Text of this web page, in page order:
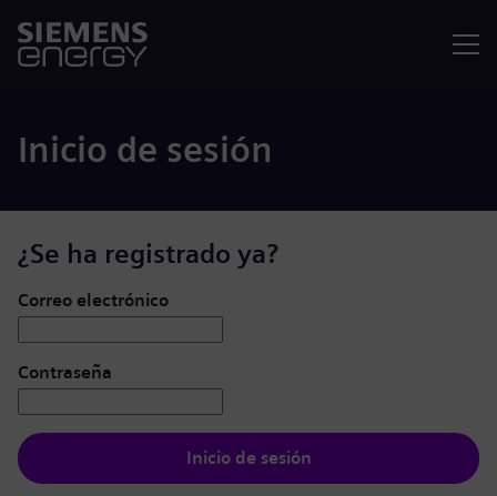
Inicio de sesión
¿Se ha registrado ya?
Iniciar de sesión: usuario y contraseña
Correo electrónico
Contraseña
Inicio de sesión